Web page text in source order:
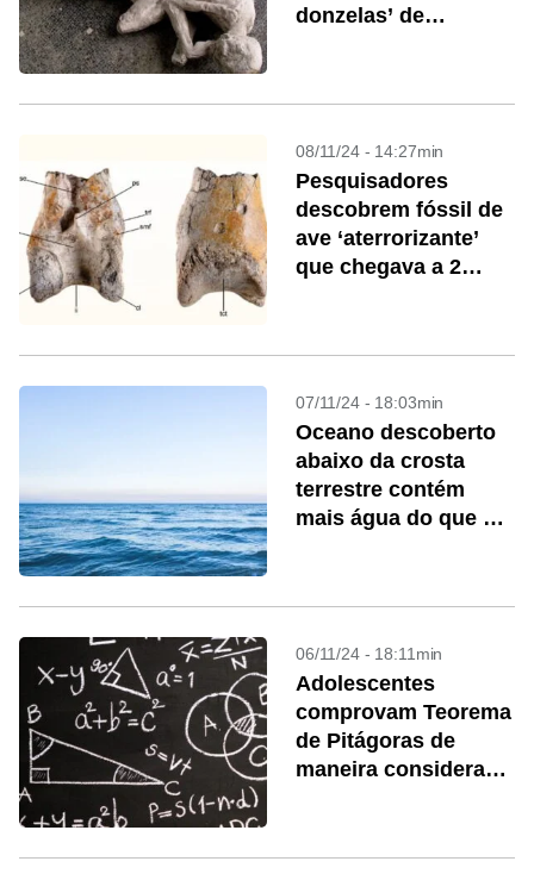
donzelas’ de
08/11/24 - 14:27min
Pesquisadores
descobrem fóssil de
ave ‘aterrorizante’
que chegava a 2
07/11/24 - 18:03min
Oceano descoberto
abaixo da crosta
terrestre contém
mais água do que na
06/11/24 - 18:11min
Adolescentes
comprovam Teorema
de Pitágoras de
maneira considerada